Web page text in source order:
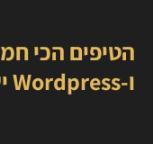
הטיפים הכי
ו-Wordpress ישירות למייל שלכם